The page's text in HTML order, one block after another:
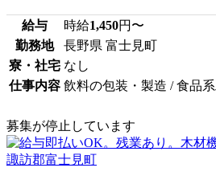
給与 時給1,450円〜
勤務地
長野県 富士見町
寮・社宅 なし
仕事内容 飲料の包装・製造 / 食品
募集が停止しています